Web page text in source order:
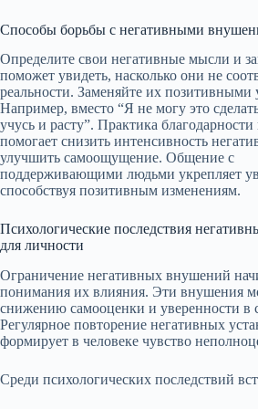
Способы борьбы с негативными
Определите свои негативные мысли и
поможет увидеть, насколько они не
реальности. Заменяйте их позитивными
Например, вместо “Я не могу это
учусь и расту”. Практика
помогает снизить интенсивность
улучшить самоощущение. Общение с
поддерживающими людьми укрепляет
способствуя позитивным изменениям.
Психологические последствия
для личности
Ограничение негативных внушений
понимания их влияния. Эти внушения
снижению самооценки и уверенности в
Регулярное повторение негативных
формирует в человеке чувство
Среди психологических последствий